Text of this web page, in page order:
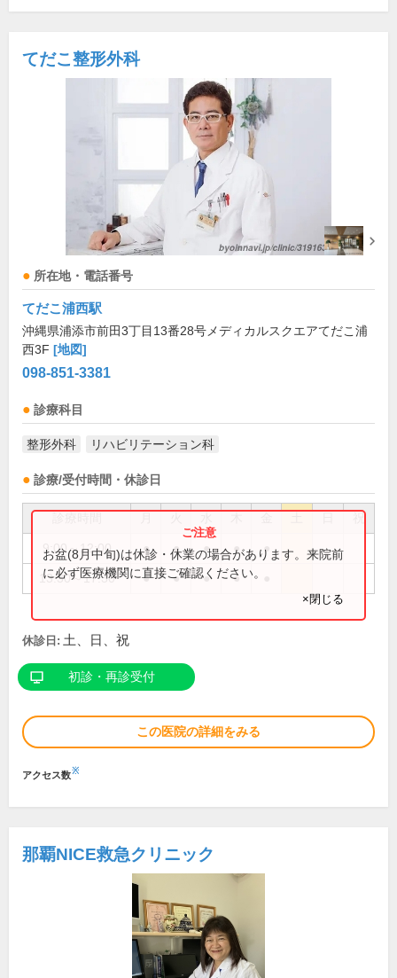
てだこ整形外科
所在地・電話番号
てだこ浦西駅
沖縄県浦添市前田3丁目13番28号メディカルスクエアてだこ浦
西3F [地図]
098-851-3381
診療科目
整形外科 リハビリテーション科
診療/受付時間・休診日
祝
9:00～12:00 ● ● ● ● ●
13:30～17:30 ● ● ● ●
お盆(8月中旬)は休診・休業の場合があります。来院前
に必ず医療機関に直接ご確認ください。
×閉じる
休診日: 土、日、祝
初診・再診受付
この医院の詳細をみる
アクセス数※
那覇NICE救急クリニック